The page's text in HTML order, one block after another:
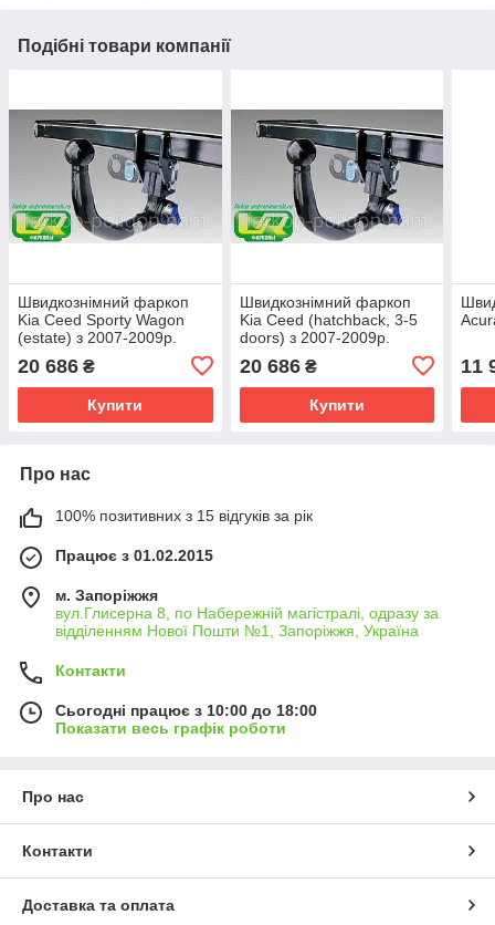
Подібні товари компанії
Швидкознімний фаркоп
Kia Ceed Sporty Wagon
(estate) з 2007-2009р.
20 686 ₴
Купити
Швидкознімний фаркоп
Kia Ceed (hatchback, 3-5
doors) з 2007-2009р.
20 686₴
Купити
11
Про нас
100% позитивних з 15 відгуків за рік
Працює з 01.02.2015
м. Запоріжжя
вул.Глисерна 8, по Набережній магістралі, одразу за
відділенням Нової Пошти №1, Запоріжжя, Україна
Контакти
Сьогодні працює з 10:00 до 18:00
Показати весь графік роботи
Про нас
Контакти
Доставка та оплата